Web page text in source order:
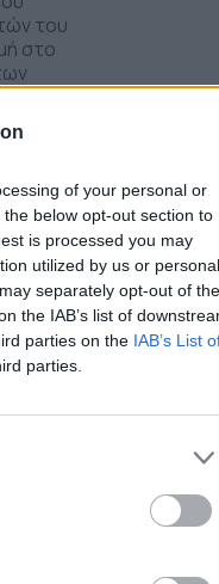
of your personal or
below opt-out section to
is processed you may
utilized by us or personal
separately opt-out of the
the IAB’s list of
parties on the IAB’s List
parties.
του
στο
του